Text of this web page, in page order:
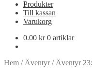
Produkter
Till kassan
Varukorg
0.00 kr 0 artiklar
Hem / Äventyr/ Äventyr